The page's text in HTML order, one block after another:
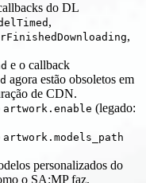
do DL
,
,
e o callback
agora estão obsoletos em
de CDN.
artwork.enable (legado:
artwork.models_path
personalizados do
o SA:MPfaz.